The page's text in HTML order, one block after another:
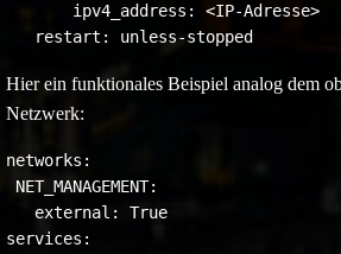
       ipv4_address: <IP-Adresse>
   restart: unless-stopped
Hier ein funktionales Beispiel analog dem
Netzwerk:
networks:
NET_MANAGEMENT:
   external: True
services: